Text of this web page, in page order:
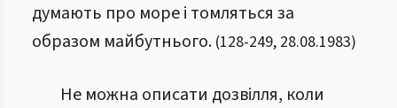
думають про море і томляться за
образом майбутнього. (128-249, 28.08.1983)
Не можна описати дозвілля, коли